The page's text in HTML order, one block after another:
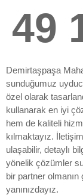
49
Demirtaşpaşa
sunduğumuz
özel olarak
kullanarak en iyi
hem de kaliteli
kılmaktayız.
ulaşabilir, detaylı
yönelik çözümler
bir partner
yanınızdayız.